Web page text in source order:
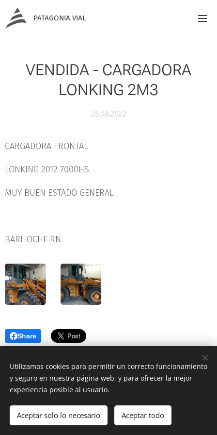
PATAGONIA VIAL
VENDIDA - CARGADORA
LONKING 2M3
25.08.2022
CARGADORA FRONTAL
LONKING 2012 7000HS
MUY BUEN ESTADO GENERAL
BARILOCHE RN
Share
© 2020 San Carlos de Bariloche
Cookies
Utilizamos cookies para permitir un correcto funcionamiento
y seguro en nuestra página web, y para ofrecer la mejor
experiencia posible al usuario.
Aceptar solo lo necesario Aceptar todo